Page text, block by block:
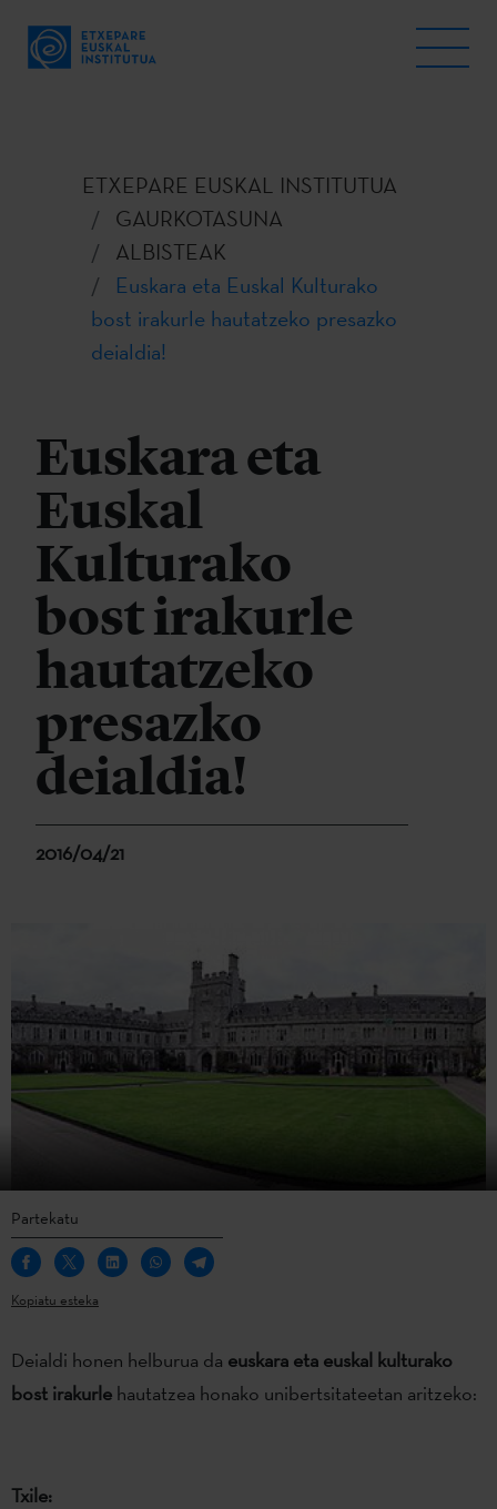
ETXEPARE EUSKAL INSTITUTUA
GAURKOTASUNA
ALBISTEAK
Euskara eta Euskal Kulturako
bost irakurle hautatzeko presazko
deialdia!
Euskara eta
Euskal
Kulturako
bost irakurle
hautatzeko
presazko
deialdia!
2016/04/21
Partekatu
Kopiatu esteka
Deialdi honen helburua da euskara eta euskal kulturako
bost irakurle hautatzea honako unibertsitateetan aritzeko:
Txile: